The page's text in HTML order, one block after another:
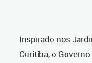
Inspirado nos
Curitiba, o